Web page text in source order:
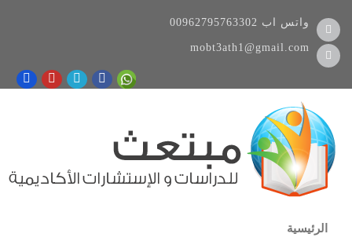
00962795763302 واتس اب
mobt3ath1@gmail.com
الرئيسية